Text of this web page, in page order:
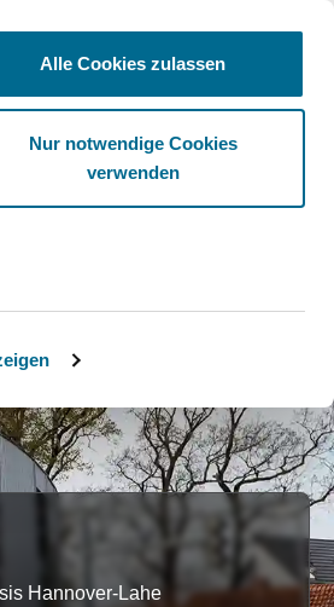
Alle Cookies zulassen
Nur notwendige Cookies
verwenden
Hannover-Lahe